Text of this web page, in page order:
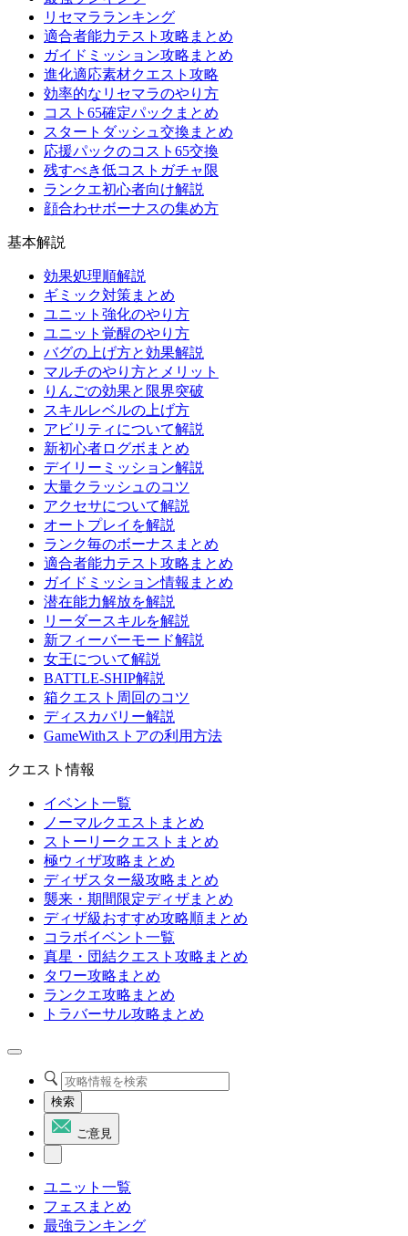
リセマラランキング
適合者能力テスト攻略まとめ
ガイドミッション攻略まとめ
進化適応素材クエスト攻略
効率的なリセマラのやり方
コスト65確定パックまとめ
スタートダッシュ交換まとめ
応援パックのコスト65交換
残すべき低コストガチャ限
ランクエ初心者向け解説
顔合わせボーナスの集め方
基本解説
効果処理順解説
ギミック対策まとめ
ユニット強化のやり方
ユニット覚醒のやり方
バグの上げ方と効果解説
マルチのやり方とメリット
りんごの効果と限界突破
スキルレベルの上げ方
アビリティについて解説
新初心者ログボまとめ
デイリーミッション解説
大量クラッシュのコツ
アクセサについて解説
オートプレイを解説
ランク毎のボーナスまとめ
適合者能力テスト攻略まとめ
ガイドミッション情報まとめ
潜在能力解放を解説
リーダースキルを解説
新フィーバーモード解説
女王について解説
BATTLE-SHIP解説
箱クエスト周回のコツ
ディスカバリー解説
GameWithストアの利用方法
クエスト情報
イベント一覧
ノーマルクエストまとめ
ストーリークエストまとめ
極ウィザ攻略まとめ
ディザスター級攻略まとめ
襲来・期間限定ディザまとめ
ディザ級おすすめ攻略順まとめ
コラボイベント一覧
真星・団結クエスト攻略まとめ
タワー攻略まとめ
ランクエ攻略まとめ
トラバーサル攻略まとめ
検索
ご意見
ユニット一覧
フェスまとめ
最強ランキング